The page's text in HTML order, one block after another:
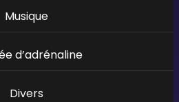
Musique
d’adrénaline
Divers